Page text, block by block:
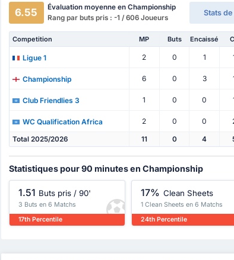
6.55
Évaluation moyenne en Championship
Rang par buts pris : -1 / 606 Joueurs
Stats de
Competition MP Buts Encaissé
Ligue 1 2 0 1
Championship 6 0 3
Club Friendlies 3 1 0 0
WC Qualification Africa 2 0 0
Total 2025/2026 11 0 4
Statistiques pour 90 minutes en Championship
1.51 Buts pris / 90'
3 Buts en 6 Matchs
17th Percentile
17% Clean Sheets
1 Clean Sheets en 6 Matchs
24th Percentile